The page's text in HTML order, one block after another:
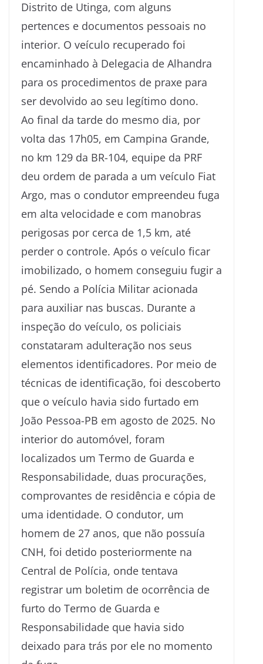
Distrito de Utinga, com alguns
pertences e documentos pessoais no
interior. O veículo recuperado foi
encaminhado à Delegacia de Alhandra
para os procedimentos de praxe para
ser devolvido ao seu legítimo dono.
Ao final da tarde do mesmo dia, por
volta das 17h05, em Campina Grande,
no km 129 da BR-104, equipe da PRF
deu ordem de parada a um veículo Fiat
Argo, mas o condutor empreendeu fuga
em alta velocidade e com manobras
perigosas por cerca de 1,5 km, até
perder o controle. Após o veículo ficar
imobilizado, o homem conseguiu fugir a
pé. Sendo a Polícia Militar acionada
para auxiliar nas buscas. Durante a
inspeção do veículo, os policiais
constataram adulteração nos seus
elementos identificadores. Por meio de
técnicas de identificação, foi descoberto
que o veículo havia sido furtado em
João Pessoa-PB em agosto de 2025. No
interior do automóvel, foram
localizados um Termo de Guarda e
Responsabilidade, duas procurações,
comprovantes de residência e cópia de
uma identidade. O condutor, um
homem de 27 anos, que não possuía
CNH, foi detido posteriormente na
Central de Polícia, onde tentava
registrar um boletim de ocorrência de
furto do Termo de Guarda e
Responsabilidade que havia sido
deixado para trás por ele no momento